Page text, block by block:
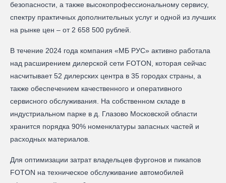
безопасности, а также высокопрофессиональному сервису,
спектру практичных дополнительных услуг и одной из лучших
на рынке цен – от 2 658 500 рублей.
В течение 2024 года компания «МБ РУС» активно работала
над расширением дилерской сети FOTON, которая сейчас
насчитывает 52 дилерских центра в 35 городах страны, а
также обеспечением качественного и оперативного
сервисного обслуживания. На собственном складе в
индустриальном парке в д. Глазово Московской области
хранится порядка 90% номенклатуры запасных частей и
расходных материалов.
Для оптимизации затрат владельцев фургонов и пикапов
FOTON на техническое обслуживание автомобилей